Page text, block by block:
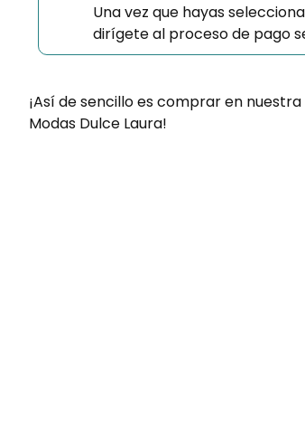
Una vez que hayas
dirígete al proceso de pago
¡Así de sencillo es comprar en
Modas Dulce Laura!